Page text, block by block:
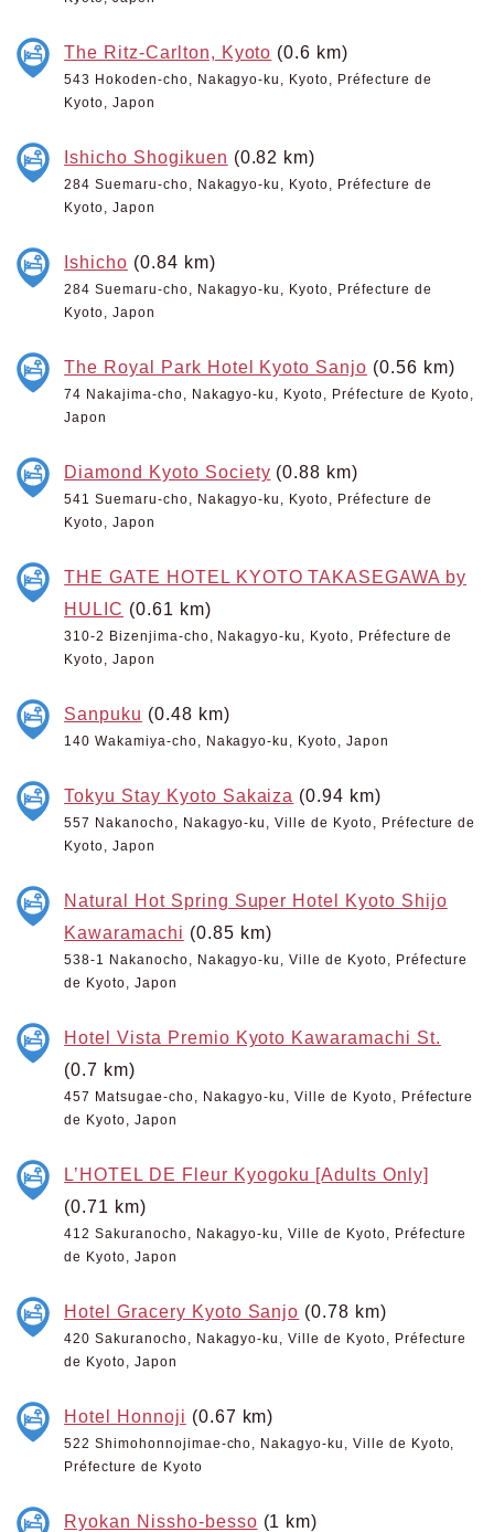
The Ritz-Carlton, Kyoto (0.6 km)
543 Hokoden-cho, Nakagyo-ku, Kyoto, Préfecture de
Kyoto, Japon
Ishicho Shogikuen (0.82 km)
284 Suemaru-cho, Nakagyo-ku, Kyoto, Préfecture de
Kyoto, Japon
Ishicho (0.84 km)
284 Suemaru-cho, Nakagyo-ku, Kyoto, Préfecture de
Kyoto, Japon
The Royal Park Hotel Kyoto Sanjo (0.56 km)
74 Nakajima-cho, Nakagyo-ku, Kyoto, Préfecture de Kyoto,
Japon
Diamond Kyoto Society (0.88 km)
541 Suemaru-cho, Nakagyo-ku, Kyoto, Préfecture de
Kyoto, Japon
THE GATE HOTEL KYOTO TAKASEGAWA by
HULIC (0.61 km)
310-2 Bizenjima-cho, Nakagyo-ku, Kyoto, Préfecture de
Kyoto, Japon
Sanpuku (0.48 km)
140 Wakamiya-cho, Nakagyo-ku, Kyoto, Japon
Tokyu Stay Kyoto Sakaiza (0.94 km)
557 Nakanocho, Nakagyo-ku, Ville de Kyoto, Préfecture de
Kyoto, Japon
Natural Hot Spring Super Hotel Kyoto Shijo
Kawaramachi (0.85 km)
538-1 Nakanocho, Nakagyo-ku, Ville de Kyoto, Préfecture
de Kyoto, Japon
Hotel Vista Premio Kyoto Kawaramachi St.
(0.7 km)
457 Matsugae-cho, Nakagyo-ku, Ville de Kyoto, Préfecture
de Kyoto, Japon
L’HOTEL DE Fleur Kyogoku [Adults Only]
(0.71 km)
412 Sakuranocho, Nakagyo-ku, Ville de Kyoto, Préfecture
de Kyoto, Japon
Hotel Gracery Kyoto Sanjo (0.78 km)
420 Sakuranocho, Nakagyo-ku, Ville de Kyoto, Préfecture
de Kyoto, Japon
Hotel Honnoji (0.67 km)
522 Shimohonnojimae-cho, Nakagyo-ku, Ville de Kyoto,
Préfecture de Kyoto
Ryokan Nissho-besso (1 km)